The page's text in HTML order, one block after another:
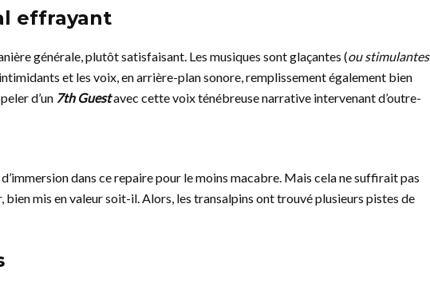
effrayant
générale, plutôt satisfaisant. Les musiques sont glaçantes (ou stimulantes
et les voix, en arrière-plan sonore, remplissement également bien
d’un 7th Guestavec cette voix ténébreuse narrative intervenant d’outre-
dans ce repaire pour le moins macabre. Mais cela ne suffirait pas
bien mis en valeur soit-il. Alors, les transalpins ont trouvé plusieurs pistes de